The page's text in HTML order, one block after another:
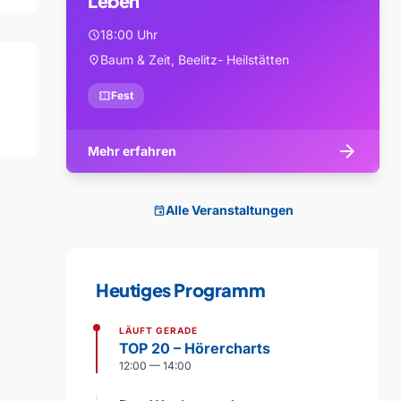
schedule18:00 Uhr
location_onBaum & Zeit, Beelitz- Heilstätten
confirmation_numberFest
Mehr erfahren arrow_forward
eventAlle Veranstaltungen
Heutiges Programm
LÄUFT GERADE
TOP 20 – Hörercharts
12:00 — 14:00